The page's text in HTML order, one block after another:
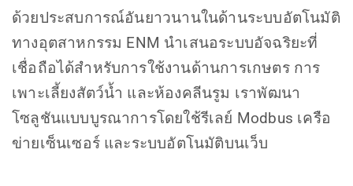
ด้วยประสบการณ์อันยาวนานในด้านระบบอัตโนมัติ
ทางอุตสาหกรรม ENM นำเสนอระบบอัจฉริยะที่
เชื่อถือได้สำหรับการใช้งานด้านการเกษตร การ
เพาะเลี้ยงสัตว์น้ำ และห้องคลีนรูม เราพัฒนา
โซลูชันแบบบูรณาการโดยใช้รีเลย์ Modbus เครือ
ข่ายเซ็นเซอร์ และระบบอัตโนมัติบนเว็บ